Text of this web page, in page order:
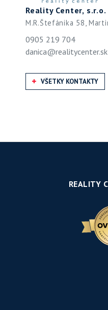
Reality Center, s.r.o.
M.R.Štefánika 58,
0905 219 704
danica@realitycenter.sk
VŠETKY KONTAKTY
REALITY